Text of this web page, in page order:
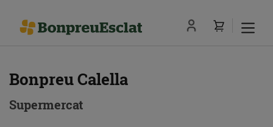
Bonpreu Calella
Supermercat